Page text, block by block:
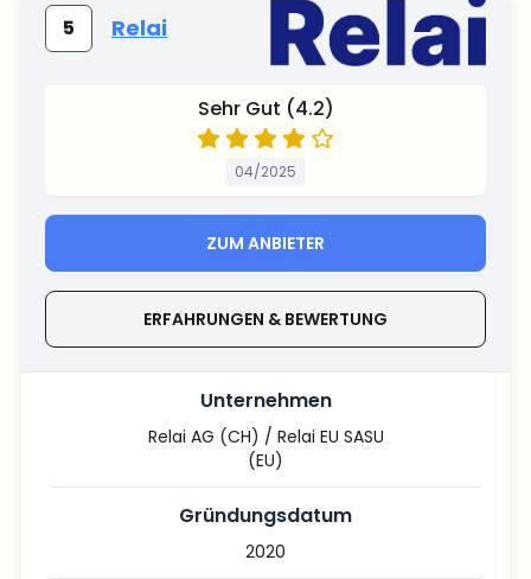
5 Relai
Sehr Gut (4.2)
04/2025
ZUM ANBIETER
ERFAHRUNGEN & BEWERTUNG
Unternehmen
Relai AG (CH) / Relai EU SASU
(EU)
Gründungsdatum
2020